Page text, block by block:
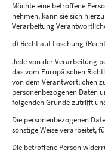
Möchte eine betroffene
nehmen, kann sie sich
Verarbeitung
d) Recht auf Löschung
Jede von der Verarbeitung
das vom Europäischen
von dem Verantwortlichen
personenbezogenen Daten
folgenden Gründe zutrifft
Die personenbezogenen
sonstige Weise verarbeitet,
Die betroffene Person